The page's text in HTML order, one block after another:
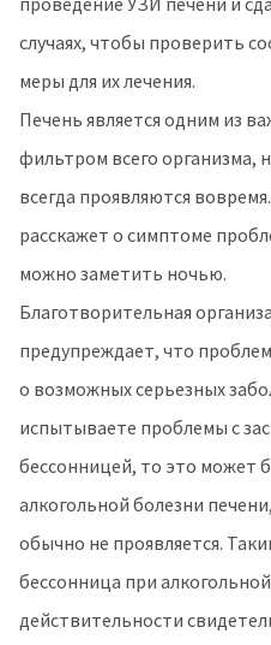
случаях, чтобы проверить
меры для их лечения.
Печень является одним из
фильтром всего организма,
всегда проявляются
расскажет о симптоме
можно заметить ночью.
Благотворительная
предупреждает, что
о возможных серьезных
испытываете проблемы с
бессонницей, то это может
алкогольной болезни
обычно не проявляется.
бессонница при
действительности